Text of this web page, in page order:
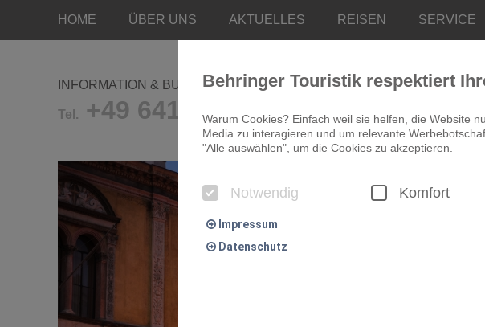
HOME ÜBER UNS AKTUELLES REISEN SERVICE
INFORMATION & BUCHUNG
Tel. +49 641/9681-0
Behringer Touristik respektiert
Warum Cookies? Einfach weil sie helfen, die Website
Media zu interagieren und um relevante
"Alle auswählen", um die Cookies zu akzeptieren.
Notwendig Komfort
Impressum
Datenschutz